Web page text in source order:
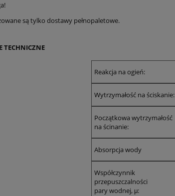
są tylko dostawy pełnopaletowe.
TECHNICZNE
Reakcja na ogień:
Wytrzymałość na ściskanie:
Początkowa wytrzymałość
na ścinanie:
Absorpcja wody
Współczynnik
przepuszczalności
pary wodnej, μ: